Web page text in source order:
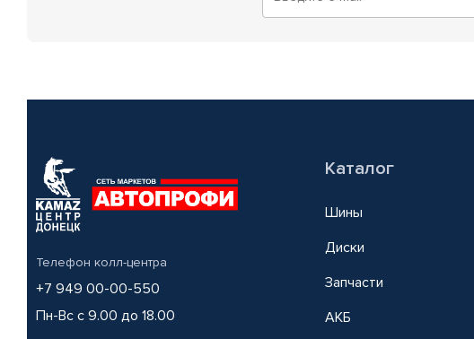
Телефон колл-центра
+7 949 00-00-550
Пн-Вс с 9.00 до 18.00
Каталог
Шины
Диски
Запчасти
АКБ